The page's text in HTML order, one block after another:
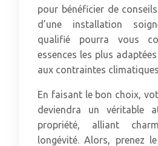
pour bénéficier de
d’une installation
qualifié pourra vous
essences les plus
aux contraintes
En faisant le bon choix,
deviendra un véritable
propriété, alliant
longévité. Alors, prenez